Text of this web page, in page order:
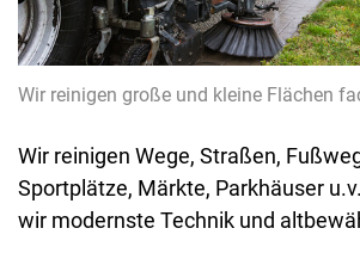
Wir reinigen große und kleine Flächen
Wir reinigen Wege, Straßen,
Sportplätze, Märkte, Parkhäuser
wir modernste Technik und